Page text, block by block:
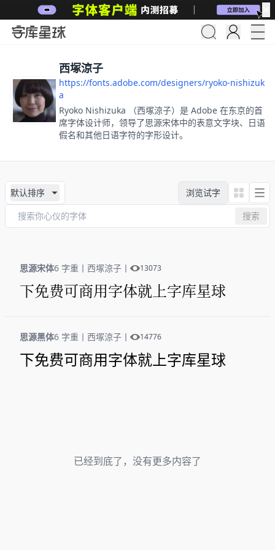
西塚涼子
https://fonts.adobe.com/designers/ryoko-nishizuk
a
Ryoko Nishizuka （西塚涼子）是 Adobe 在东京的首
席字体设计师，领导了思源宋体中的表意文字块、日语
假名和其他日语字符的字形设计。
默认排序
浏览试字
搜索
思源宋体6 字重 丨 西塚涼子 丨 13073
下免费可商用字体就上字库星球
思源黑体6 字重 丨 西塚涼子 丨 14776
下免费可商用字体就上字库星球
已经到底了，没有更多内容了